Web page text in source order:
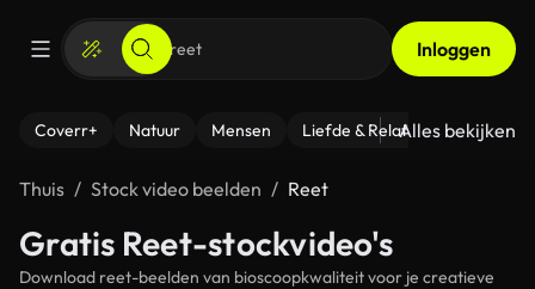
Inloggen
Coverr+ Natuur Mensen Liefde & Relaties - Fitness
Alles bekijken
Thuis Stock video beelden Reet
Gratis Reet-stockvideo's
Download reet-beelden van bioscoopkwaliteit voor je creatieve